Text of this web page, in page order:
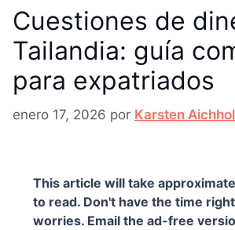
Cuestiones de
Tailandia: guía
para expatriados
enero 17, 2026 por Karsten
This article will take
to read. Don't have the time
worries. Email the ad-free